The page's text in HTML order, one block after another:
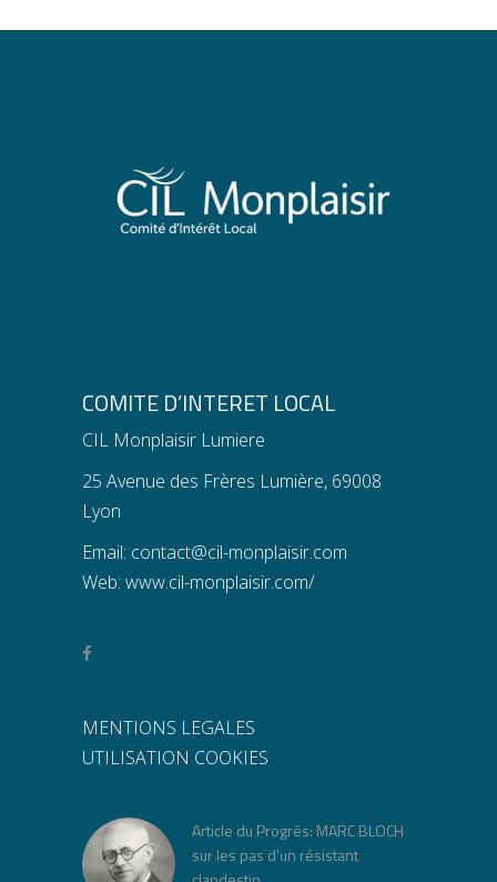
COMITE D’INTERET LOCAL
CIL Monplaisir Lumiere
25 Avenue des Frères Lumière, 69008
Lyon
Email: contact@cil-monplaisir.com
Web: www.cil-monplaisir.com/
MENTIONS LEGALES
UTILISATION COOKIES
Article du Progrès: MARC BLOCH
sur les pas d’un résistant